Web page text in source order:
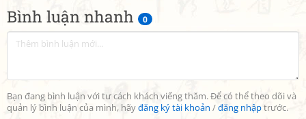
Bình luận nhanh 0
Bạn đang bình luận với tư cách khách viếng thăm. Để có thể theo dõi và
quản lý bình luận của mình, hãyđăng ký tài khoản /đăng nhậptrước.